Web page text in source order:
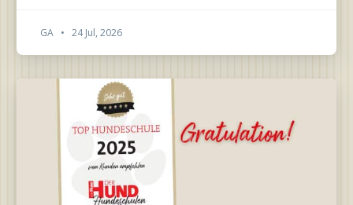
GA • 24 Jul, 2026